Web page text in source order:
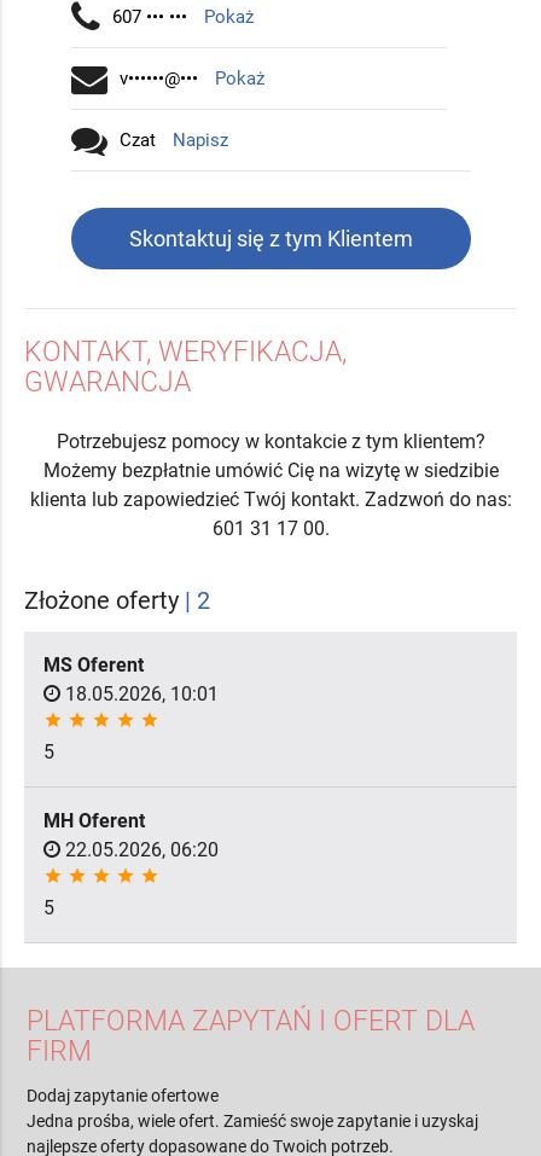
607 ••• ••• Pokaż
v••••••@••• Pokaż
Czat Napisz
Skontaktuj się z tym Klientem
KONTAKT, WERYFIKACJA,
GWARANCJA
Potrzebujesz pomocy w kontakcie z tym klientem?
Możemy bezpłatnie umówić Cię na wizytę w siedzibie
klienta lub zapowiedzieć Twój kontakt. Zadzwoń do nas:
601 31 17 00.
Złożone oferty | 2
MS Oferent
18.05.2026, 10:01
star star star star star
5
MH Oferent
22.05.2026, 06:20
star star star star star
5
PLATFORMA ZAPYTAŃ I OFERT DLA
FIRM
Dodaj zapytanie ofertowe
Jedna prośba, wiele ofert. Zamieść swoje zapytanie i uzyskaj
najlepsze oferty dopasowane do Twoich potrzeb.